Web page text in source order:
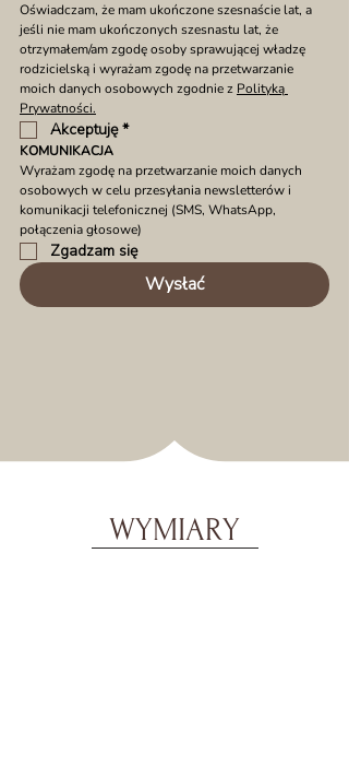
Oświadczam, że mam ukończone szesnaście lat, a
jeśli nie mam ukończonych szesnastu lat, że
otrzymałem/am zgodę osoby sprawującej władzę
rodzicielską i wyrażam zgodę na przetwarzanie
moich danych osobowych zgodnie z Polityką
Prywatności.
Akceptuję *
KOMUNIKACJA
Wyrażam zgodę na przetwarzanie moich danych
osobowych w celu przesyłania newsletterów i
komunikacji telefonicznej (SMS, WhatsApp,
połączenia głosowe)
Zgadzam się
Wysłać
WYMIARY